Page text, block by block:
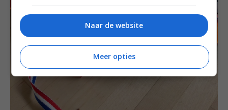
Naar de website
Meer opties